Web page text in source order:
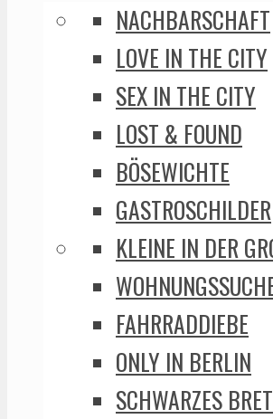
NACHBARSCHAFT
LOVE IN THE CITY
SEX IN THE CITY
LOST & FOUND
BÖSEWICHTE
GASTROSCHILDER
KLEINE IN DER
FAHRRADDIEBE
ONLY IN BERLIN
SCHWARZES